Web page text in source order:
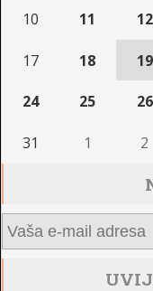
10 11 12
17 18 19
24 25 26
31 1 2